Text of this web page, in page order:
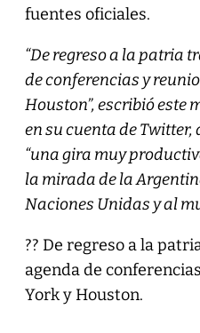
fuentes oficiales.
“De regreso a la patria
de conferencias y
Houston”, escribió este
en su cuenta de Twitter,
“una gira muy
la mirada de la
Naciones Unidas y al
?? De regreso a la
agenda de
York y Houston.